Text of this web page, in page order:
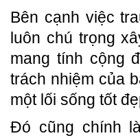
Bên cạnh việc
luôn chú trọng
mang tính cộng
trách nhiệm của
một lối sống tốt
Đó cũng chính